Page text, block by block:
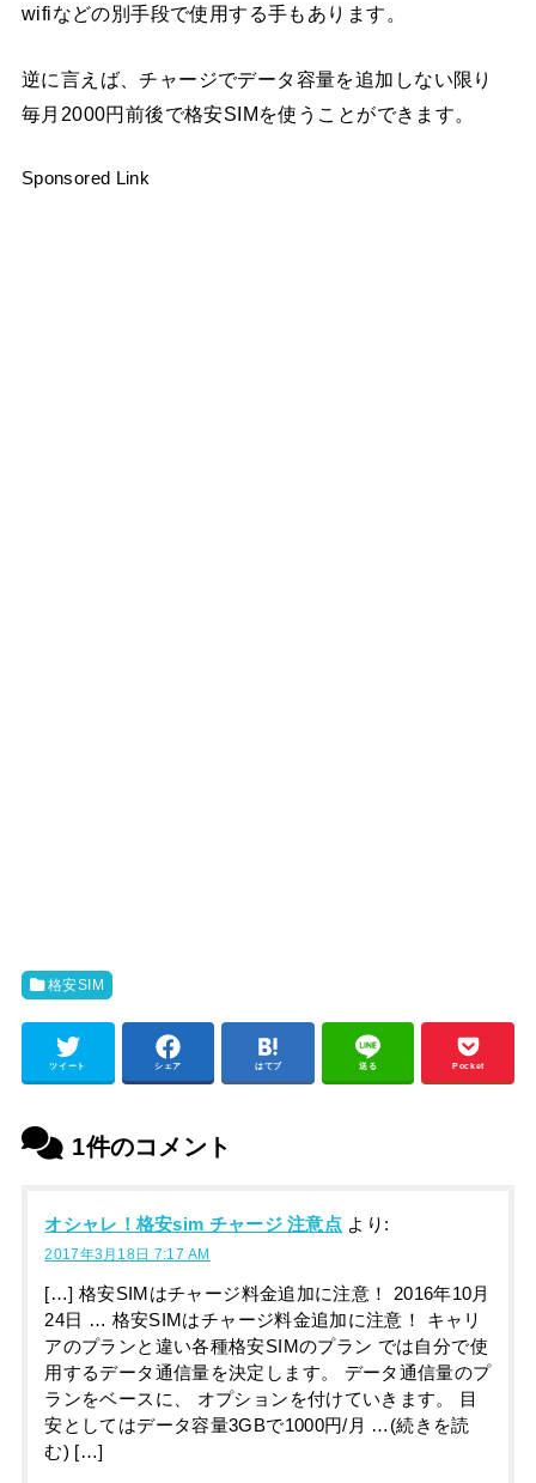
wifiなどの別手段で使用する手もあります。
逆に言えば、チャージでデータ容量を追加しない限り
毎月2000円前後で格安SIMを使うことができます。
Sponsored Link
格安SIM
ツイート シェア はてブ 送る Pocket
1件のコメント
オシャレ！格安sim チャージ 注意点 より:
2017年3月18日 7:17 AM
[…] 格安SIMはチャージ料金追加に注意！ 2016年10月
24日 … 格安SIMはチャージ料金追加に注意！ キャリ
アのプランと違い各種格安SIMのプラン では自分で使
用するデータ通信量を決定します。 データ通信量のプ
ランをベースに、 オプションを付けていきます。 目
安としてはデータ容量3GBで1000円/月 …(続きを読
む) […]